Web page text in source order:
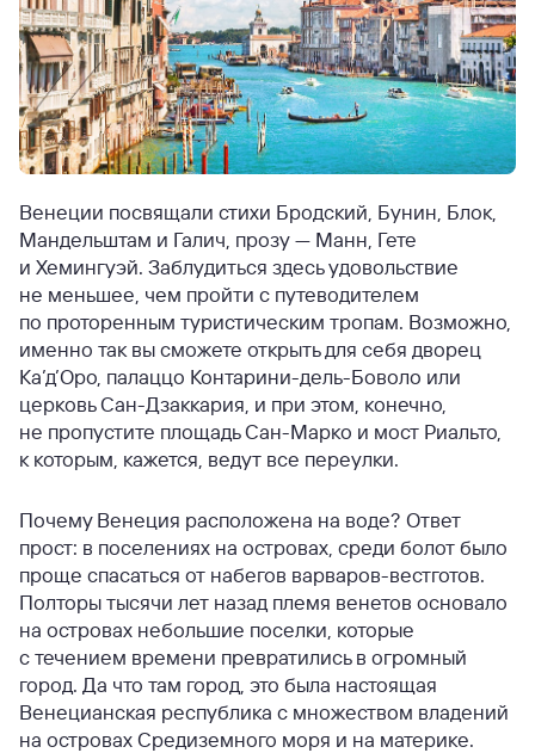
Венеции посвящали стихи Бродский, Бунин, Блок,
Мандельштам и Галич, прозу — Манн, Гете
и Хемингуэй. Заблудиться здесь удовольствие
не меньшее, чем пройти с путеводителем
по проторенным туристическим тропам. Возможно,
именно так вы сможете открыть для себя дворец
Ка’д’Оро, палаццо Контарини-дель-Боволо или
церковь Сан-Дзаккария, и при этом, конечно,
не пропустите площадь Сан-Марко и мост Риальто,
к которым, кажется, ведут все переулки.
Почему Венеция расположена на воде? Ответ
прост: в поселениях на островах, среди болот было
проще спасаться от набегов варваров-вестготов.
Полторы тысячи лет назад племя венетов основало
на островах небольшие поселки, которые
с течением времени превратились в огромный
город. Да что там город, это была настоящая
Венецианская республика с множеством владений
на островах Средиземного моря и на материке.